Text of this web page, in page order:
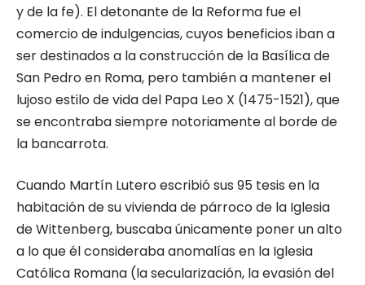
y de la fe). El detonante de la Reforma fue el
comercio de indulgencias, cuyos beneficios iban a
ser destinados a la construcción de la Basílica de
San Pedro en Roma, pero también a mantener el
lujoso estilo de vida del Papa Leo X (1475-1521), que
se encontraba siempre notoriamente al borde de
la bancarrota.
Cuando Martín Lutero escribió sus 95 tesis en la
habitación de su vivienda de párroco de la Iglesia
de Wittenberg, buscaba únicamente poner un alto
a lo que él consideraba anomalías en la Iglesia
Católica Romana (la secularización, la evasión del